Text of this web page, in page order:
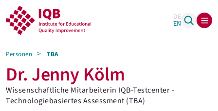
DE
EN
Personen TBA
Dr. Jenny Kölm
Wissenschaftliche Mitarbeiterin IQB-Testcenter -
Technologiebasiertes Assessment (TBA)